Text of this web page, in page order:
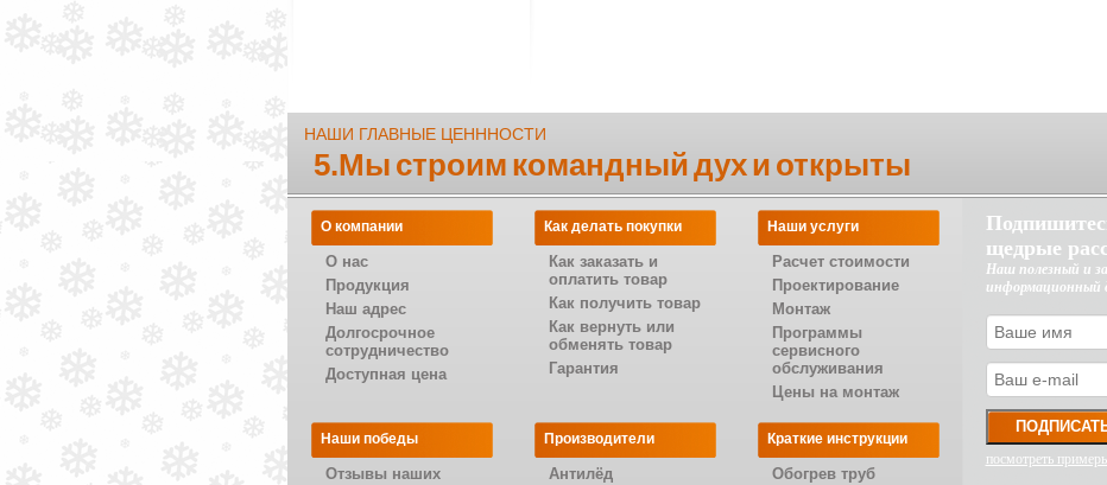
НАШИ ГЛАВНЫЕ ЦЕНННОСТИ
5.Мы строим командный дух и открыты
О компании
О нас
Продукция
Наш адрес
Долгосрочное
сотрудничество
Доступная цена
Как делать покупки
Как заказать и
оплатить товар
Как получить товар
Как вернуть или
обменять товар
Гарантия
Наши услуги
Расчет стоимости
Проектирование
Монтаж
Программы
сервисного
обслуживания
Цены на монтаж
Наши победы
Отзывы наших
Производители
Антилёд
Краткие инструкции
Обогрев труб
щедрые
Наш полезный и
информационный
посмотреть